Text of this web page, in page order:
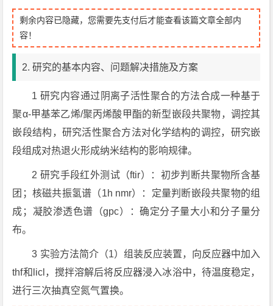
剩余内容已隐藏，您需要先支付后才能查看该篇文章全部内
容！
2. 研究的基本内容、问题解决措施及方案
1 研究内容通过阴离子活性聚合的方法合成一种基于
聚α-甲基苯乙烯/聚丙烯酸甲酯的新型嵌段共聚物，调控其
嵌段结构，研究活性聚合方法对化学结构的调控，研究嵌
段组成对热退火形成纳米结构的影响规律。
2 研究手段红外测试（ftir）：初步判断共聚物所含基
团；核磁共振氢谱（1h nmr）：定量判断嵌段共聚物的组
成；凝胶渗透色谱（gpc）：确定分子量大小和分子量分
布。
3 实验方法简介（1）组装反应装置，向反应器中加入
thf和licl，搅拌溶解后将反应器浸入冰浴中，待温度稳定，
进行三次抽真空氮气置换。